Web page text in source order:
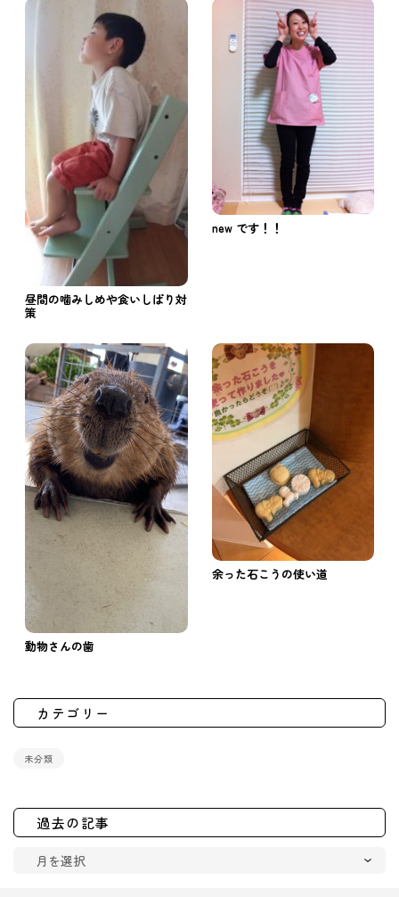
昼間の噛みしめや食いしばり対
策
new です！！
動物さんの歯
余った石こうの使い道
カテゴリー
未分類
過去の記事